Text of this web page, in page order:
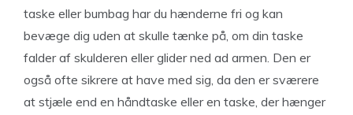
taske eller bumbag har du hænderne fri og kan
bevæge dig uden at skulle tænke på, om din taske
falder af skulderen eller glider ned ad armen. Den er
også ofte sikrere at have med sig, da den er sværere
at stjæle end en håndtaske eller en taske, der hænger